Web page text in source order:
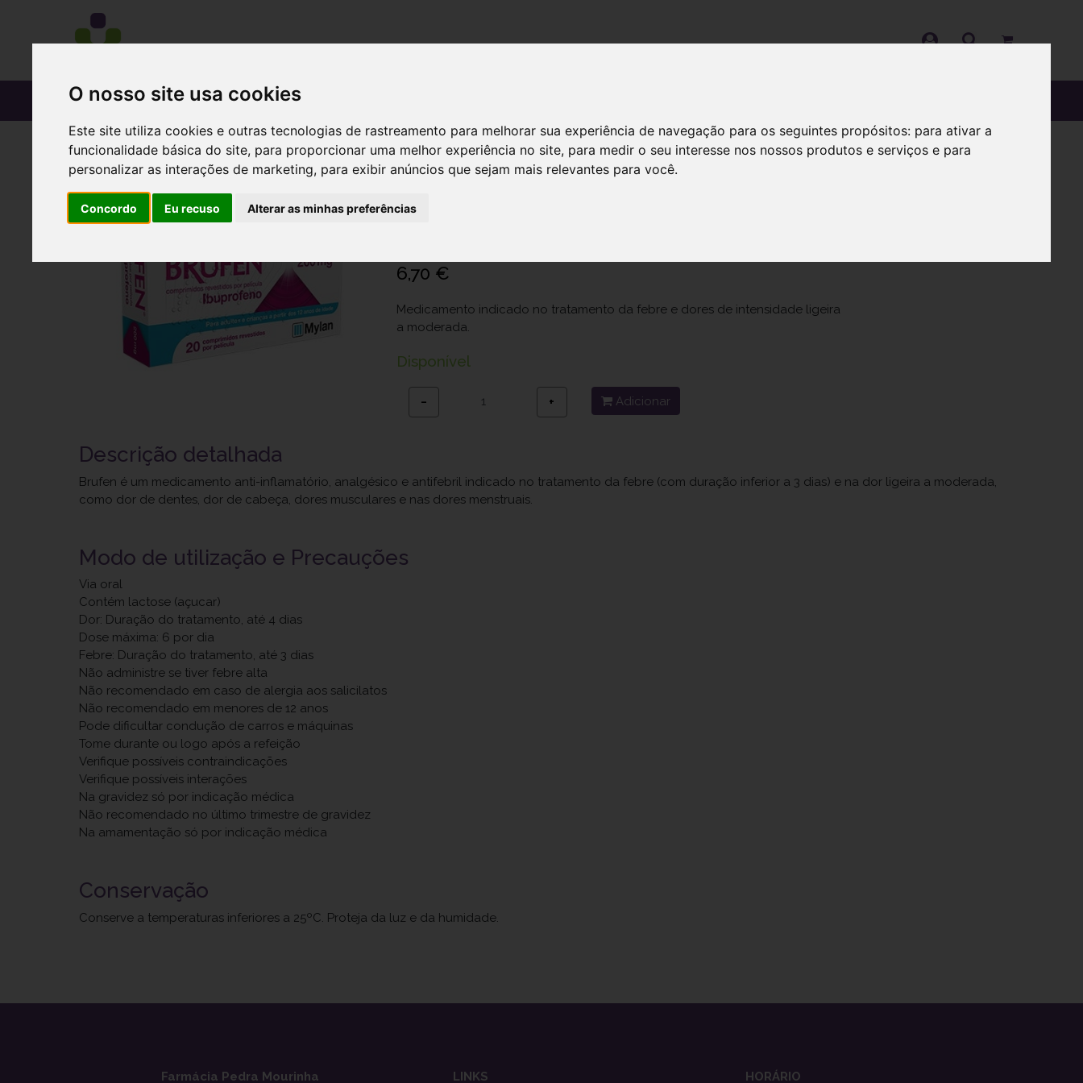
O nosso site usa cookies
Este site utiliza cookies e outras tecnologias de rastreamento para melhorar sua experiência de navegação para os seguintes propósitos: para ativar a
funcionalidade básica do site, para proporcionar uma melhor experiência no site, para medir o seu interesse nos nossos produtos e serviços e para
personalizar as interações de marketing, para exibir anúncios que sejam mais relevantes para você.
Concordo Eu recuso Alterar as minhas preferências
CATÁLOGO
Brufen , 200 mg Blister 20 Unidade(s) Comp revest
Ref.: 8254060
6,70 €
Medicamento indicado no tratamento da febre e dores de intensidade ligeira
a moderada.
Disponível
− + Adicionar
Descrição detalhada
Brufen é um medicamento anti-inflamatório, analgésico e antifebril indicado no tratamento da febre (com duração inferior a 3 dias) e na dor ligeira a moderada,
como dor de dentes, dor de cabeça, dores musculares e nas dores menstruais.
Modo de utilização e Precauções
Via oral
Contém lactose (açucar)
Dor: Duração do tratamento, até 4 dias
Dose máxima: 6 por dia
Febre: Duração do tratamento, até 3 dias
Não administre se tiver febre alta
Não recomendado em caso de alergia aos salicilatos
Não recomendado em menores de 12 anos
Pode dificultar condução de carros e máquinas
Tome durante ou logo após a refeição
Verifique possíveis contraindicações
Verifique possíveis interações
Na gravidez só por indicação médica
Não recomendado no último trimestre de gravidez
Na amamentação só por indicação médica
Conservação
Conserve a temperaturas inferiores a 25ºC. Proteja da luz e da humidade.
Farmácia Pedra Mourinha LINKS HORÁRIO